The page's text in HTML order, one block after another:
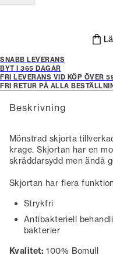
SNABB LEVERANS
BYT I 365 DAGAR
FRI LEVERANS VID KÖP ÖVER
FRI RETUR PÅ ALLA
Beskrivning
Mönstrad skjorta
krage. Skjortan har en
skräddarsydd men ändå
Skjortan har flera
Strykfri
Antibakteriell
bakterier
Kvalitet: 100% Bomull